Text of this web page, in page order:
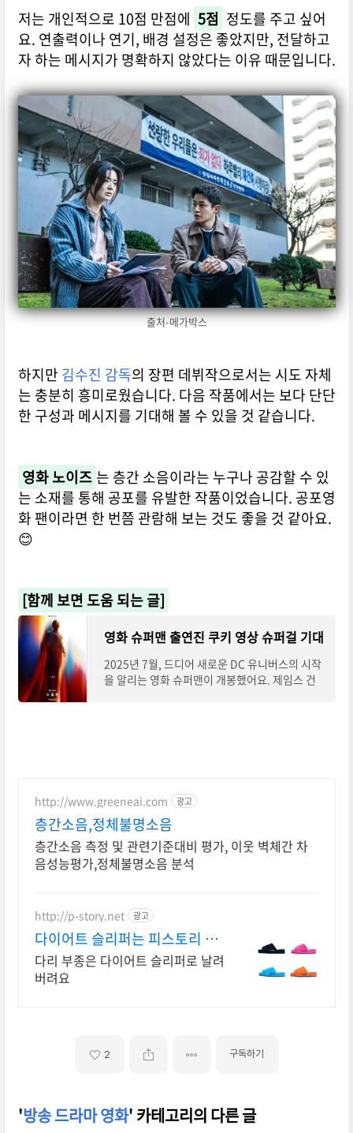
저는 개인적으로 10점 만점에 5점 정도를 주고 싶어
요. 연출력이나 연기, 배경 설정은 좋았지만, 전달하고
자 하는 메시지가 명확하지 않았다는 이유 때문입니다.
출처-메가박스
하지만 김수진 감독의 장편 데뷔작으로서는 시도 자체
는 충분히 흥미로웠습니다. 다음 작품에서는 보다 단단
한 구성과 메시지를 기대해 볼 수 있을 것 같습니다.
영화 노이즈 는 층간 소음이라는 누구나 공감할 수 있
는 소재를 통해 공포를 유발한 작품이었습니다. 공포영
화 팬이라면 한 번쯤 관람해 보는 것도 좋을 것 같아요.
😊
[함께 보면 도움 되는 글]
영화 슈퍼맨 출연진 쿠키 영상 슈퍼걸 기대
2025년 7월, 드디어 새로운 DC 유니버스의 시작
을 알리는 영화 슈퍼맨이 개봉했어요. 제임스 건
http://www.greeneai.com 광고
층간소음,정체불명소음
층간소음 측정 및 관련기준대비 평가, 이웃 벽체간 차
음성능평가,정체불명소음 분석
http://p-story.net 광고
다이어트 슬리퍼는 피스토리 품
질좋은 신을거리 쇼핑몰
다리 부종은 다이어트 슬리퍼로 날려
버려요
2 구독하기
'방송 드라마 영화' 카테고리의 다른 글